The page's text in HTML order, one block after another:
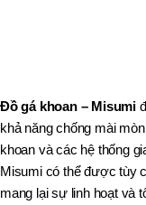
Đồ gá khoan – Misumi
khả năng chống mài
khoan và các hệ thống
Misumi có thể được tùy
mang lại sự linh hoạt và